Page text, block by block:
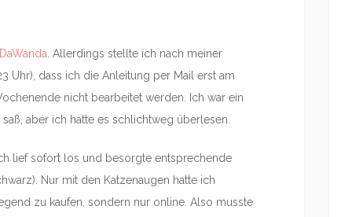
DaWanda . Allerdings stellte ich nach meiner
Uhr), dass ich die Anleitung per Mail erst am
nicht bearbeitet werden. Ich war ein
aber ich hatte es schlichtweg überlesen.
lief sofort los und besorgte entsprechende
Nur mit den Katzenaugen hatte ich
zu kaufen, sondern nur online. Also musste